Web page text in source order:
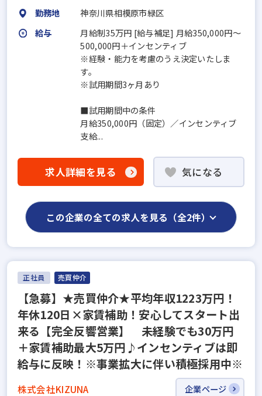
勤務地
神奈川県相模原市緑区
給与
月給制35万円 [給与補足] 月給350,000円～
500,000円＋インセンティブ
※経験・能力を考慮のうえ決定いたしま
す。
※試用期間3ヶ月あり
■試用期間中の条件
月給350,000円（固定）／インセンティブ
支給...
求人詳細を見る 気になる
この企業の全ての求人を見る（全2件）
正社員 売買仲介
【急募】★売買仲介★平均年収1223万円！
年休120日×家賃補助！安心してスタート出
来る【完全反響営業】 未経験でも30万円
＋家賃補助最大5万円♪インセンティブは即
給与に反映！※事業拡大に伴い積極採用中※
株式会社KIZUNA 企業ページ